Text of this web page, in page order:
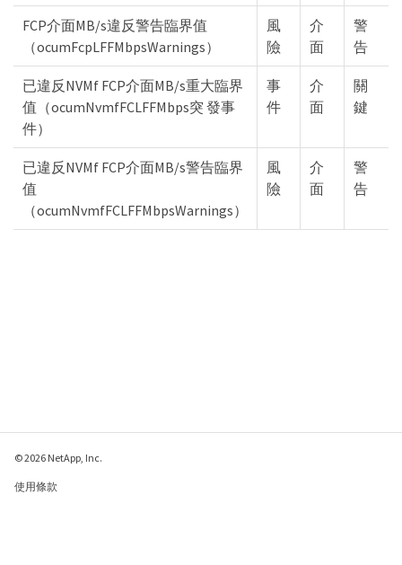
FCP介面MB/s違反警告臨界值
（ocumFcpLFFMbpsWarnings）
風
險
介
面
警
告
已違反NVMf FCP介面MB/s重大臨界
值（ocumNvmfFCLFFMbps突 發事
件）
事
件
介
面
關
鍵
已違反NVMf FCP介面MB/s警告臨界
值
（ocumNvmfFCLFFMbpsWarnings）
風
險
介
面
警
告
© 2026 NetApp, Inc.
使用條款